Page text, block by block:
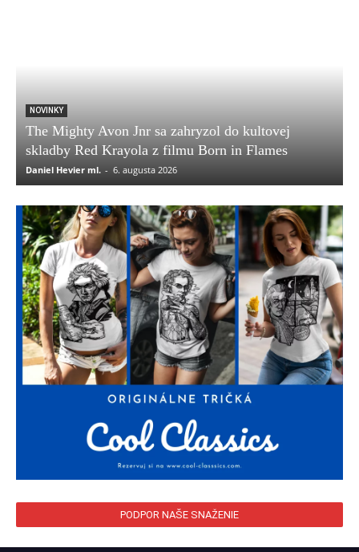
NOVINKY
The Mighty Avon Jnr sa zahryzol do kultovej
skladby Red Krayola z filmu Born in Flames
Daniel Hevier ml. - 6. augusta 2026
PODPOR NAŠE SNAŽENIE